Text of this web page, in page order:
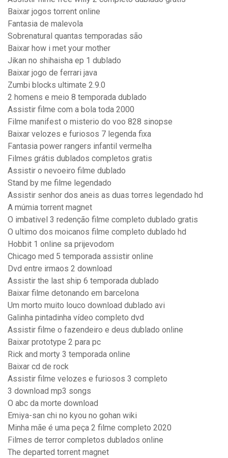
Baixar jogos torrent online
Fantasia de malevola
Sobrenatural quantas temporadas são
Baixar how i met your mother
Jikan no shihaisha ep 1 dublado
Baixar jogo de ferrari java
Zumbi blocks ultimate 2.9.0
2 homens e meio 8 temporada dublado
Assistir filme com a bola toda 2000
Filme manifest o misterio do voo 828 sinopse
Baixar velozes e furiosos 7 legenda fixa
Fantasia power rangers infantil vermelha
Filmes grátis dublados completos gratis
Assistir o nevoeiro filme dublado
Stand by me filme legendado
Assistir senhor dos aneis as duas torres legendado hd
A múmia torrent magnet
O imbativel 3 redenção filme completo dublado gratis
O ultimo dos moicanos filme completo dublado hd
Hobbit 1 online sa prijevodom
Chicago med 5 temporada assistir online
Dvd entre irmaos 2 download
Assistir the last ship 6 temporada dublado
Baixar filme detonando em barcelona
Um morto muito louco download dublado avi
Galinha pintadinha vídeo completo dvd
Assistir filme o fazendeiro e deus dublado online
Baixar prototype 2 para pc
Rick and morty 3 temporada online
Baixar cd de rock
Assistir filme velozes e furiosos 3 completo
3 download mp3 songs
O abc da morte download
Emiya-san chi no kyou no gohan wiki
Minha mãe é uma peça 2 filme completo 2020
Filmes de terror completos dublados online
The departed torrent magnet